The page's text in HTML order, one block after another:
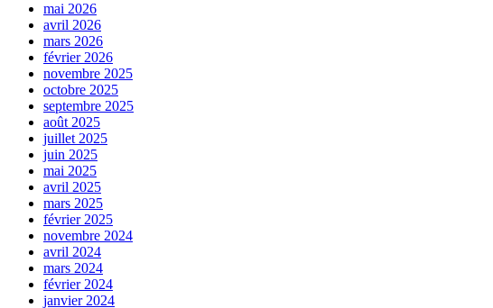
mai 2026
avril 2026
mars 2026
février 2026
novembre 2025
octobre 2025
septembre 2025
août 2025
juillet 2025
juin 2025
mai 2025
avril 2025
mars 2025
février 2025
novembre 2024
avril 2024
mars 2024
février 2024
janvier 2024